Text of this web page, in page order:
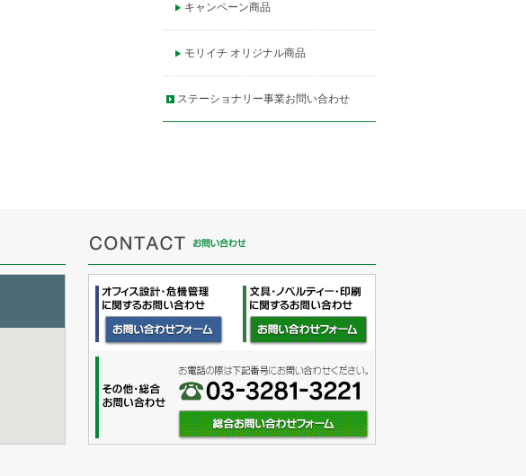
キャンペーン商品
モリイチ オリジナル商品
ステーショナリー事業お問い合わせ